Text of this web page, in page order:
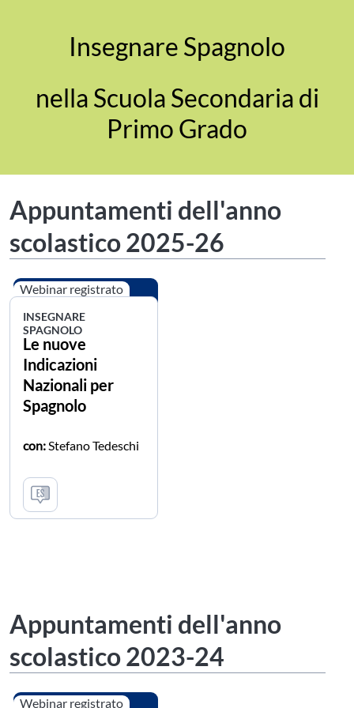
Insegnare Spagnolo
nella Scuola Secondaria di
Primo Grado
Appuntamenti dell'anno
scolastico 2025-26
Webinar registrato
INSEGNARE
SPAGNOLO
Le nuove
Indicazioni
Nazionali per
Spagnolo
con: Stefano Tedeschi
Appuntamenti dell'anno
scolastico 2023-24
Webinar registrato